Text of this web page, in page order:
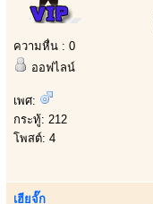
ความหื่น : 0
ออฟไลน์
เพศ:
กระทู้: 212
โพสต์: 4
เฮียจั๊ก